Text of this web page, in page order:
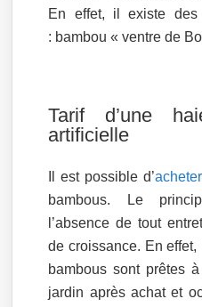
En effet, il existe des
: bambou « ventre de
Tarif d’une
artificielle
Il est possible d’
bambous. Le
l’absence de tout
de croissance. En
bambous sont prêtes
jardin après achat et